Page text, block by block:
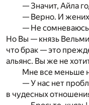
— Значит, Айла
— Верно. И жених
— Не
Но Вы — князь
что брак — это
альянс. Вы же не
Мне все меньше
— У нас нет
в чудесных